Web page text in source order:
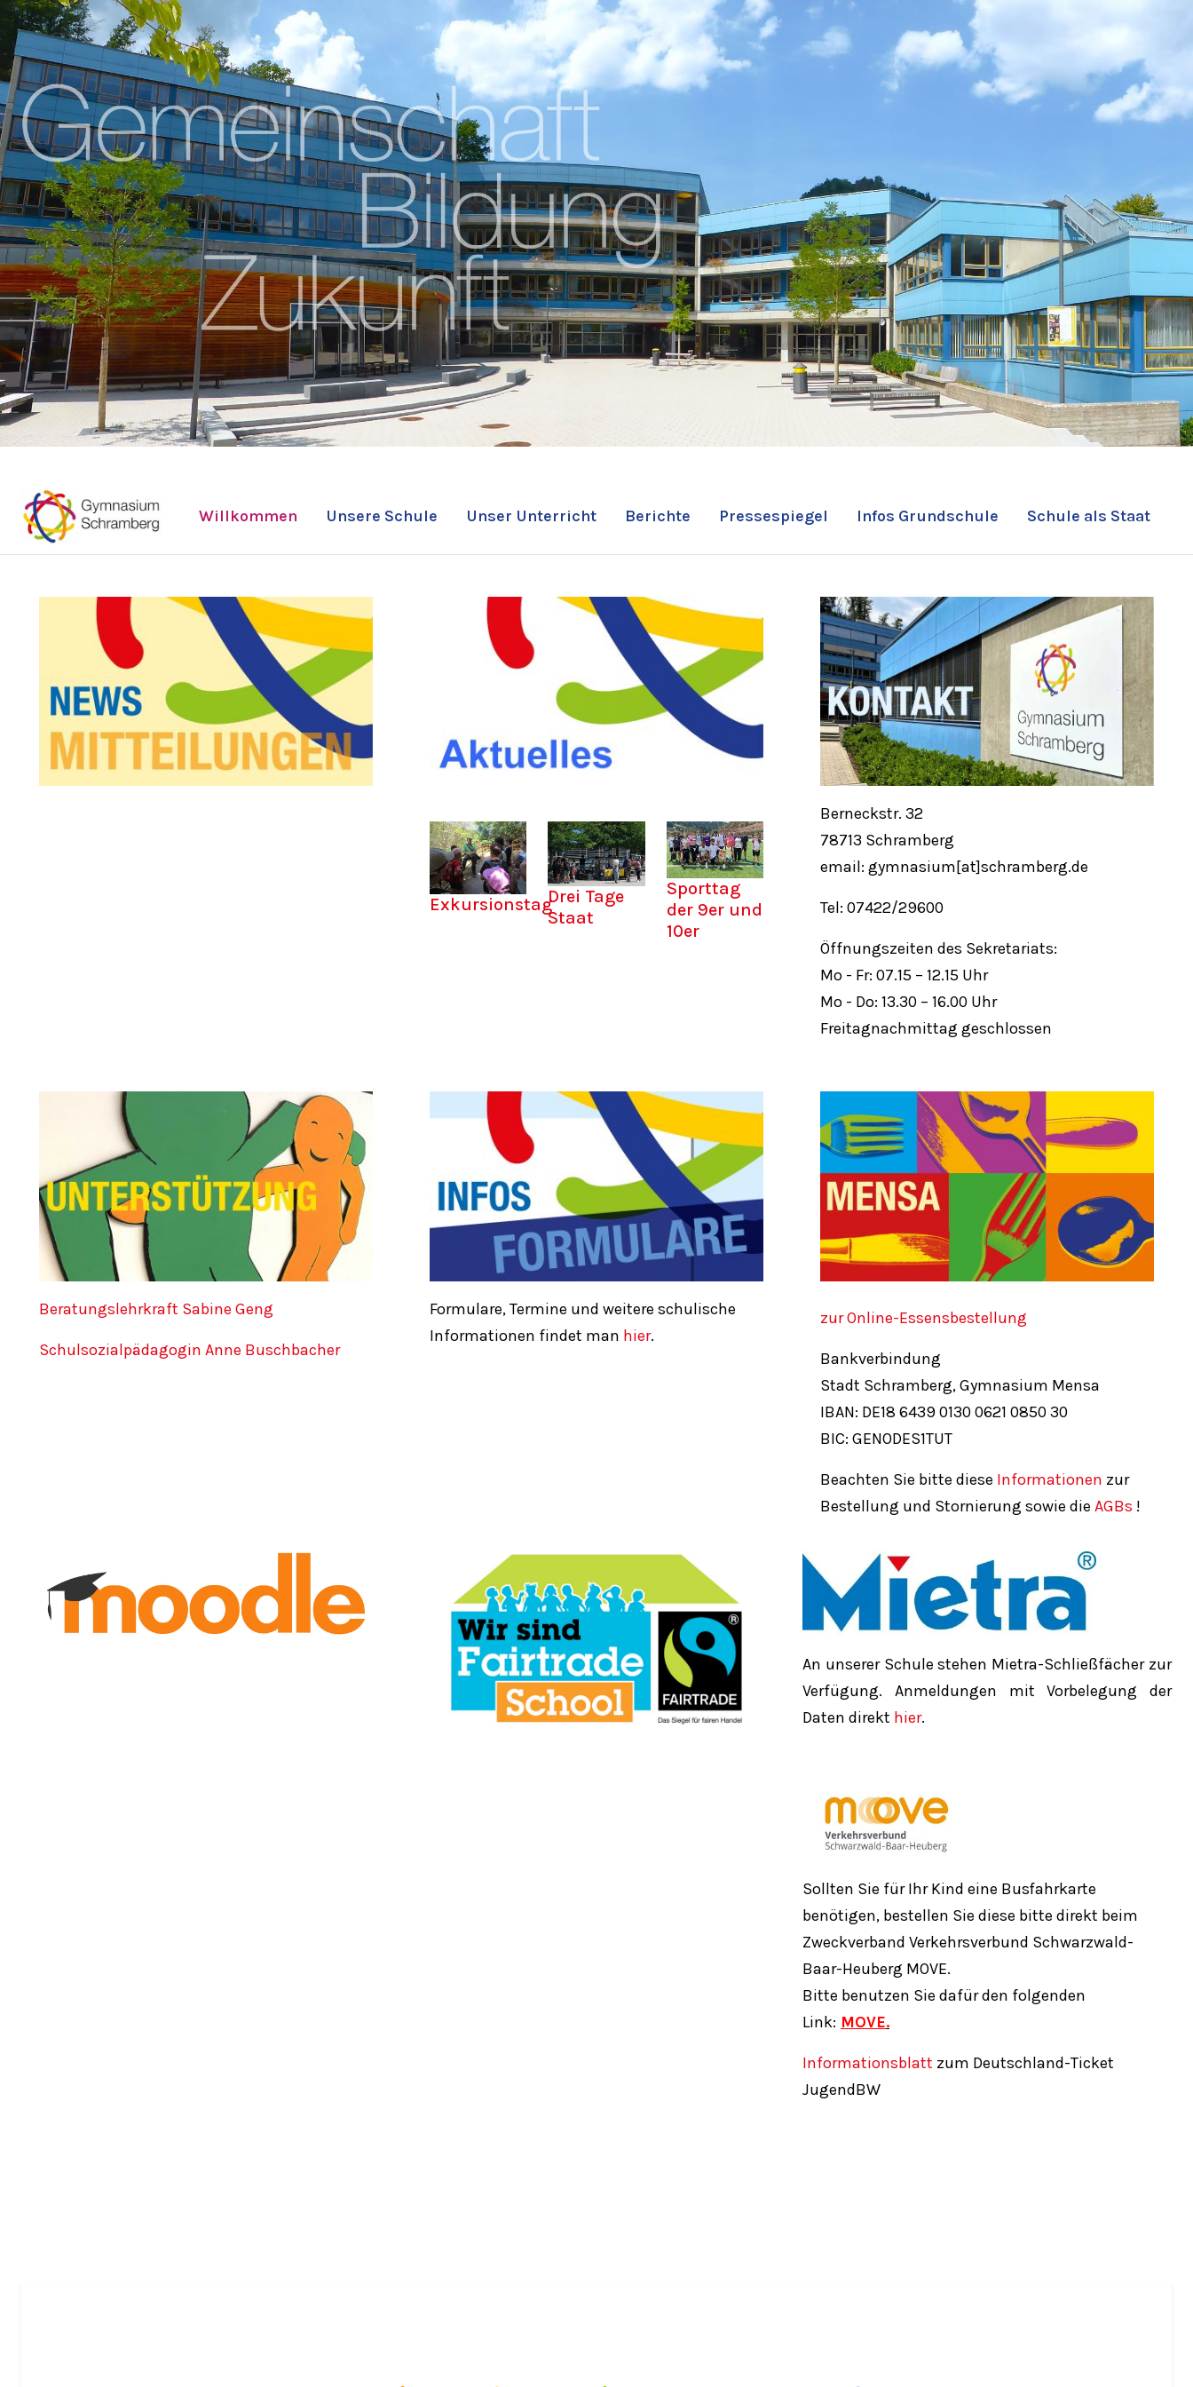
Willkommen Unsere Schule Unser Unterricht Berichte Pressespiegel Infos Grundschule Schule als Staat
ExkursionstagDrei Tage
Staat
Sporttag
der 9er und
10er
Berneckstr. 32
78713 Schramberg
email: gymnasium[at]schramberg.de
Tel: 07422/29600
Öffnungszeiten des Sekretariats:
Mo - Fr: 07.15 – 12.15 Uhr
Mo - Do: 13.30 – 16.00 Uhr
Freitagnachmittag geschlossen
Beratungslehrkraft Sabine Geng
Schulsozialpädagogin Anne Buschbacher
Formulare, Termine und weitere schulische
Informationen findet man hier.
zur Online-Essensbestellung
Bankverbindung
Stadt Schramberg, Gymnasium Mensa
IBAN: DE18 64390130 0621 0850 30
BIC: GENODES1TUT
Beachten Sie bitte diese Informationen zur
Bestellung und Stornierung sowie die AGBs !
An unserer Schule stehen Mietra-Schließfächer zur
Verfügung. Anmeldungen mit Vorbelegung der
Daten direkt hier.
Sollten Sie für Ihr Kind eine Busfahrkarte
benötigen, bestellen Sie diese bitte direkt beim
Zweckverband Verkehrsverbund Schwarzwald-
Baar-Heuberg MOVE.
Bitte benutzen Sie dafür den folgenden
Link: MOVE.
Informationsblatt zum Deutschland-Ticket
JugendBW